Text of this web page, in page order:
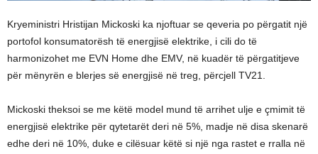
Kryeministri Hristijan Mickoski ka njoftuar se qeveria po përgatit një
portofol konsumatorësh të energjisë elektrike, i cili do të
harmonizohet me EVN Home dhe EMV, në kuadër të përgatitjeve
për mënyrën e blerjes së energjisë në treg, përcjell TV21.
Mickoski theksoi se me këtë model mund të arrihet ulje e çmimit të
energjisë elektrike për qytetarët deri në 5%, madje në disa skenarë
edhe deri në 10%, duke e cilësuar këtë si një nga rastet e rralla në